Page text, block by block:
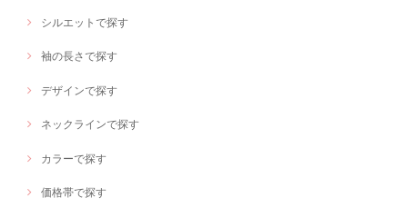
シルエットで探す
袖の長さで探す
デザインで探す
ネックラインで探す
カラーで探す
価格帯で探す